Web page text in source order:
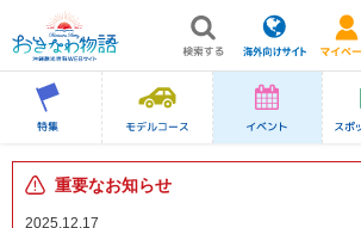
重要なお知らせ
2025.12.17